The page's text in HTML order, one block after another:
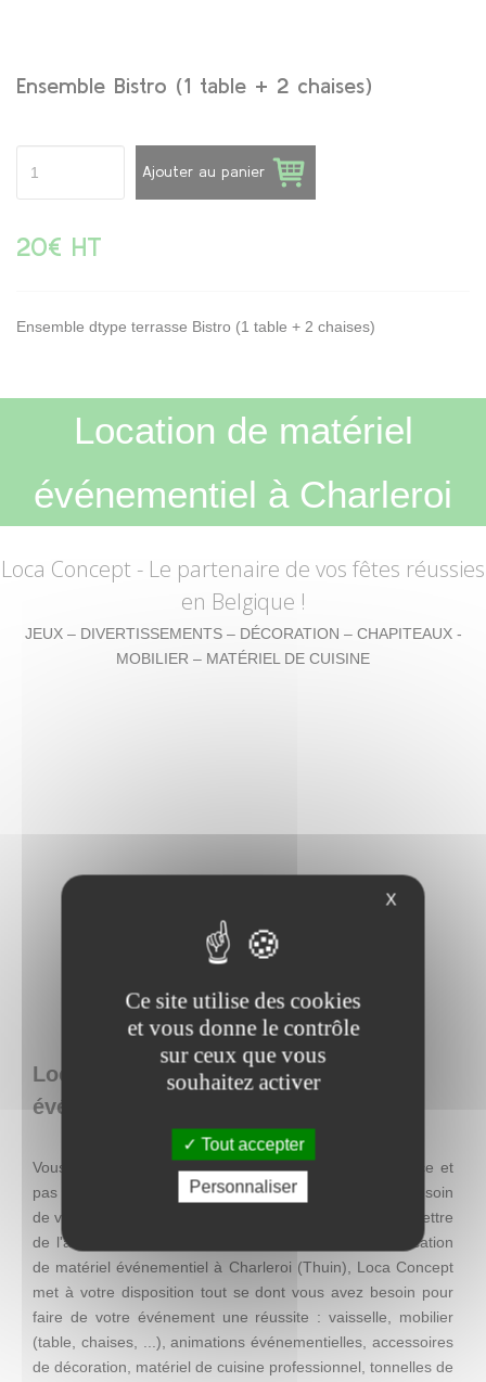
Ensemble Bistro (1 table + 2 chaises)
Ajouter au panier
20€ HT
Ensemble dtype terrasse Bistro (1 table + 2 chaises)
Location de matériel
événementiel à Charleroi
Loca Concept - Le partenaire de vos fêtes réussies
en Belgique !
JEUX – DIVERTISSEMENTS – DÉCORATION – CHAPITEAUX -
MOBILIER – MATÉRIEL DE CUISINE
Loca Concept : location de matériel
événementiel en Belgique
Vous recherchez une décoration facile à mettre en place et
pas chère, mais qui se distingue par son originalité ? Besoin
de visibilité pour une action promotionnelle ? Envie de mettre
de l'ambiance lors d'un événement ? Entreprise de location
de matériel événementiel à Charleroi (Thuin), Loca Concept
met à votre disposition tout se dont vous avez besoin pour
faire de votre événement une réussite : vaisselle, mobilier
(table, chaises, ...), animations événementielles, accessoires
de décoration, matériel de cuisine professionnel, tonnelles de
X
Ce site utilise des cookies
et vous donne le contrôle
sur ceux que vous
souhaitez activer
Tout accepter
Personnaliser